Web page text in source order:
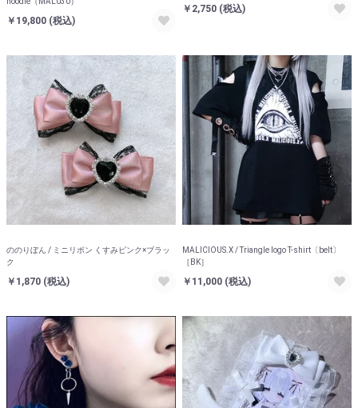
￥19,800 (税込)
￥2,750 (税込)
ののりぼん / ミニリボン くすみピンク×ブラッ
ク
￥1,870 (税込)
MALICIOUS.X / Triangle logo T-shirt〔belt〕
［BK］
￥11,000 (税込)